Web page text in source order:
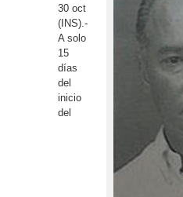
30 oct
(INS).-
A solo
15
días
del
inicio
del